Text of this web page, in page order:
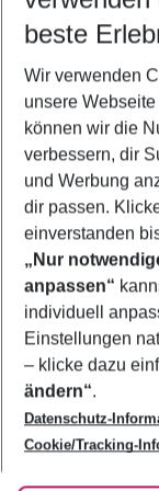
2 Erwachsene
Footer
Footer
Über uns
AGB
Bestpreisgarantie
Cookie-
Cookie-Richtlinie
Barrierefreies
Folge uns
beste
Wir verwenden
unsere
können wir die
verbessern, dir
und Werbung
dir passen.
einverstanden
„Nur
anpassen“
individuell
Einstellungen
– klicke dazu
ändern“.
Datenschutz-
Cookie/Tracking-